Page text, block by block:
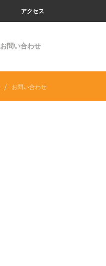
アクセス
お問い合わせ
お問い合わせ